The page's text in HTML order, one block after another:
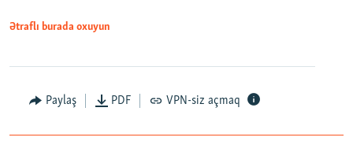
Ətraflı burada oxuyun
Paylaş PDF VPN-siz açmaq